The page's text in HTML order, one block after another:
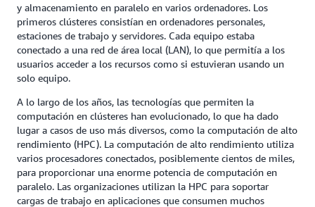
y almacenamiento en paralelo en varios ordenadores. Los
primeros clústeres consistían en ordenadores personales,
estaciones de trabajo y servidores. Cada equipo estaba
conectado a una red de área local (LAN), lo que permitía a los
usuarios acceder a los recursos como si estuvieran usando un
solo equipo.
A lo largo de los años, las tecnologías que permiten la
computación en clústeres han evolucionado, lo que ha dado
lugar a casos de uso más diversos, como la computación de alto
rendimiento (HPC). La computación de alto rendimiento utiliza
varios procesadores conectados, posiblemente cientos de miles,
para proporcionar una enorme potencia de computación en
paralelo. Las organizaciones utilizan la HPC para soportar
cargas de trabajo en aplicaciones que consumen muchos